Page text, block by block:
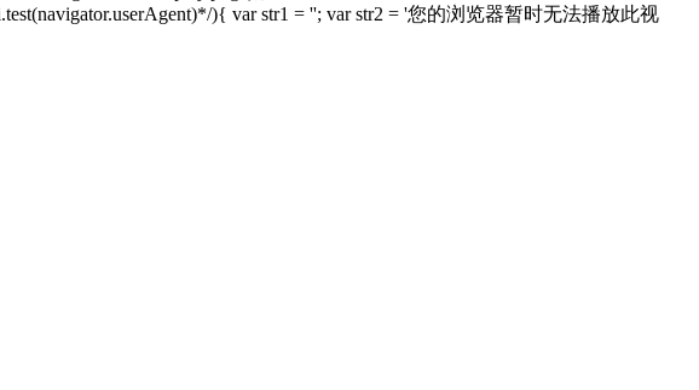
){ var str1 = ''; var str2 = '您的浏览器暂时无法播放此视